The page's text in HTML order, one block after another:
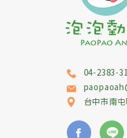
04-2383-
台中市南